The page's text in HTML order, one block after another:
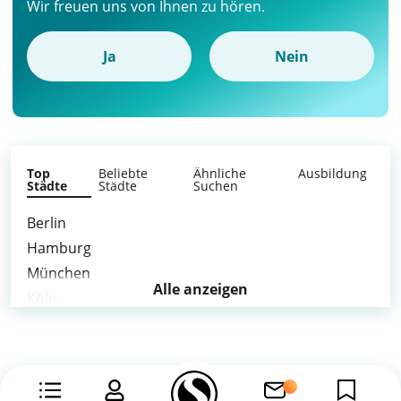
Wir freuen uns von Ihnen zu hören.
Ja Nein
Top
Städte
Beliebte
Städte
Ähnliche
Suchen
Ausbildung
Berlin
Hamburg
München
Alle anzeigen